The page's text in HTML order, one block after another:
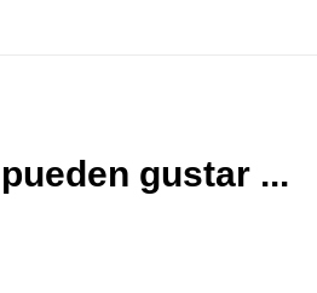
gustar ...